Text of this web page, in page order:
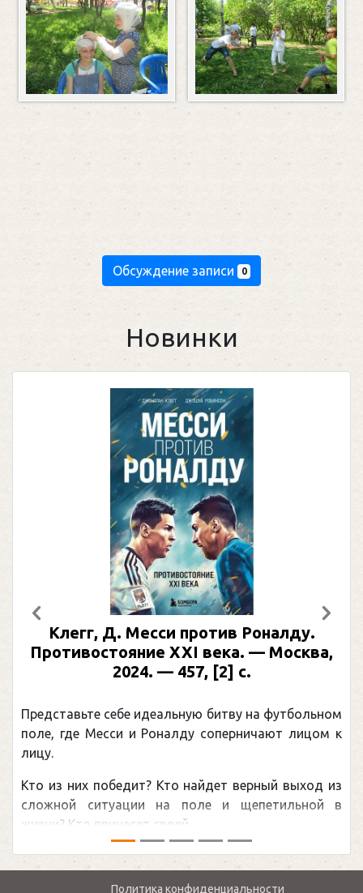
Обсуждение записи 0
Новинки
Клегг, Д. Месси против Роналду.
Противостояние XXI века. — Москва,
2024. — 457, [2] с.
Представьте себе идеальную битву на футбольном
поле, где Месси и Роналду соперничают лицом к
лицу.
Кто из них победит? Кто найдет верный выход из
сложной ситуации на поле и щепетильной в
жизни? Кто принесет своей ...
Предыдущий
Политика конфиденциальности